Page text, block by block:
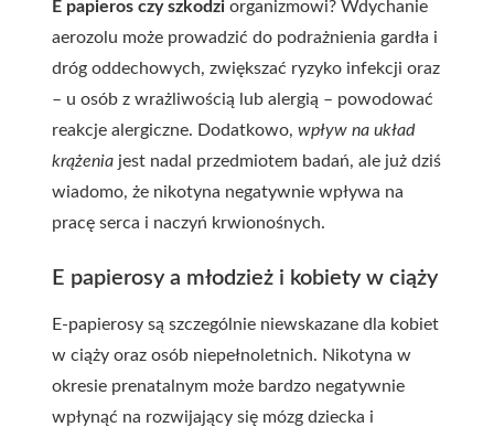
E papieros czy szkodzi organizmowi? Wdychanie
aerozolu może prowadzić do podrażnienia gardła i
dróg oddechowych, zwiększać ryzyko infekcji oraz
– u osób z wrażliwością lub alergią – powodować
reakcje alergiczne. Dodatkowo, wpływ na układ
krążenia jest nadal przedmiotem badań, ale już dziś
wiadomo, że nikotyna negatywnie wpływa na
pracę serca i naczyń krwionośnych.
E papierosy a młodzież i kobiety w ciąży
E-papierosy są szczególnie niewskazane dla kobiet
w ciąży oraz osób niepełnoletnich. Nikotyna w
okresie prenatalnym może bardzo negatywnie
wpłynąć na rozwijający się mózg dziecka i